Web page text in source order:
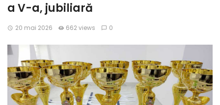
a V-a, jubiliară
20 mai 2026 662 views 0